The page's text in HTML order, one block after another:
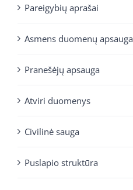
Pareigybių aprašai
Asmens duomenų apsauga
Pranešėjų apsauga
Atviri duomenys
Civilinė sauga
Puslapio struktūra